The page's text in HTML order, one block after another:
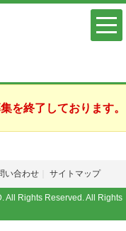
を終了しております。
い合わせ サイトマップ
All Rights Reserved. All Rights